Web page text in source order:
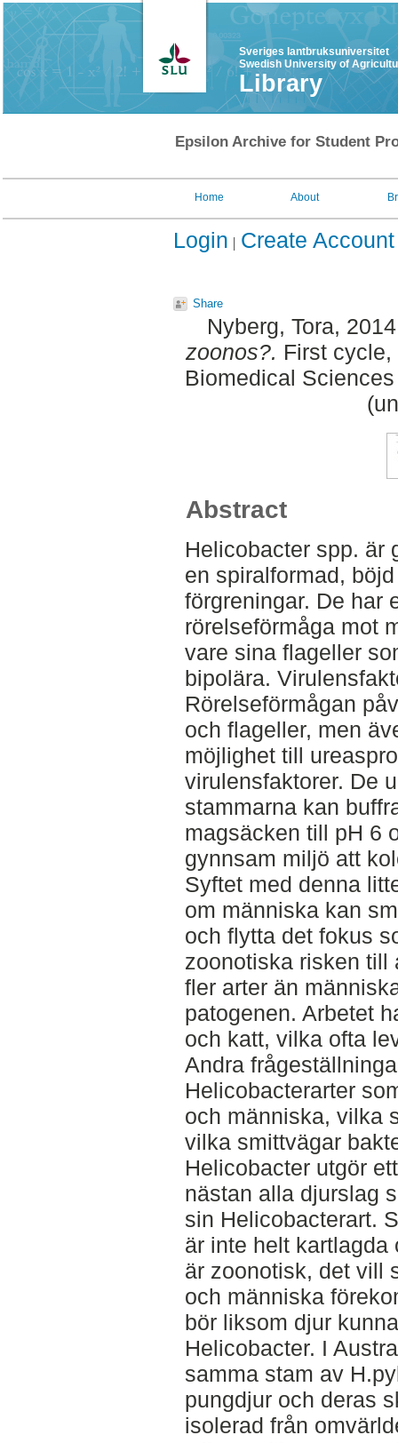
Sveriges lantbruksuniversitet
Swedish University of
Library
Epsilon Archive for Student
Home About
Login Create Account
Share
Nyberg, Tora,
zoonos?. First
Biomedical
Abstract
Helicobacter spp. är
en spiralformad,
förgreningar. De har
rörelseförmåga mot
vare sina flageller
bipolära.
Rörelseförmågan
och flageller, men
möjlighet till
virulensfaktorer. De
stammarna kan
magsäcken till pH 6
gynnsam miljö att
Syftet med denna
om människa kan
och flytta det fokus
zoonotiska risken till
fler arter än
patogenen. Arbetet
och katt, vilka ofta
Andra
Helicobacterarter
och människa, vilka
vilka smittvägar
Helicobacter utgör
nästan alla djurslag
sin Helicobacterart.
är inte helt kartlagda
är zoonotisk, det vill
och människa
bör liksom djur
Helicobacter. I
samma stam av
pungdjur och deras
isolerad från